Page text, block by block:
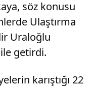
söz konusu
Ulaştırma
Uraloğlu
getirdi.
karıştığı 22